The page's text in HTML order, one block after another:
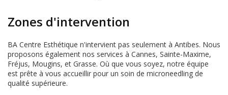
Zones d'intervention
BA Centre Esthétique n'intervient pas seulement à Antibes. Nous
proposons également nos services à Cannes, Sainte-Maxime,
Fréjus, Mougins, et Grasse. Où que vous soyez, notre équipe
est prête à vous accueillir pour un soin de microneedling de
qualité supérieure.